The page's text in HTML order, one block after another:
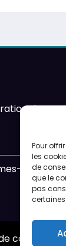
Pour
les
de
que le
pas
des
nous ?
cookies